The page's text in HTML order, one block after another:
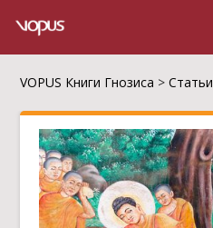
VOPUS Книги Гнозиса >Статьи